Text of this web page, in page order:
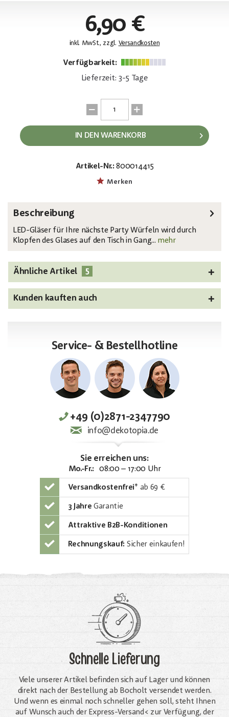
6,90 €
inkl. MwSt., zzgl. Versandkosten
Verfügbarkeit:
Lieferzeit: 3-5 Tage
IN DEN WARENKORB
Artikel-Nr.: 800014415
Merken
Beschreibung
LED-Gläser für Ihre nächste Party Würfeln wird durch
Klopfen des Glases auf den Tisch in Gang... mehr
Ähnliche Artikel 5
Kunden kauften auch
Service- & Bestellhotline
+49 (0)2871-2347790
info@dekotopia.de
Sie erreichen uns:
Mo.-Fr.: 08:00 – 17:00 Uhr
Versandkostenfrei* ab 69 €
3 Jahre Garantie
Attraktive B2B-Konditionen
Rechnungskauf: Sicher einkaufen!
Schnelle Lieferung
Viele unserer Artikel befinden sich auf Lager und können
direkt nach der Bestellung ab Bocholt versendet werden.
Und wenn es einmal noch schneller gehen soll, steht Ihnen
auf Wunsch auch der Express-Versand< zur Verfügung, der